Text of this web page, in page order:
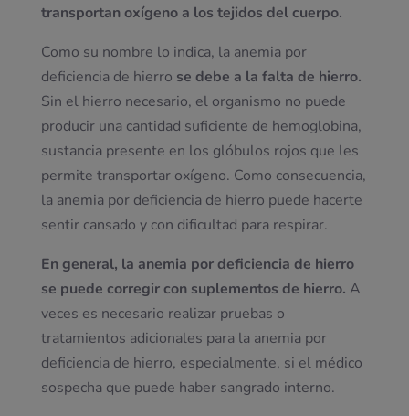
transportan oxígeno a los tejidos del cuerpo.
Como su nombre lo indica, la anemia por
deficiencia de hierro se debe a la falta de hierro.
Sin el hierro necesario, el organismo no puede
producir una cantidad suficiente de hemoglobina,
sustancia presente en los glóbulos rojos que les
permite transportar oxígeno. Como consecuencia,
la anemia por deficiencia de hierro puede hacerte
sentir cansado y con dificultad para respirar.
En general, la anemia por deficiencia de hierro
se puede corregir con suplementos de hierro. A
veces es necesario realizar pruebas o
tratamientos adicionales para la anemia por
deficiencia de hierro, especialmente, si el médico
sospecha que puede haber sangrado interno.